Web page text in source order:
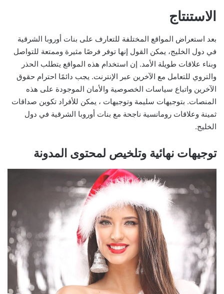
الاستنتاج
بعد استعراض المواقع المختلفة للتعارف على بنات أوروبا الشرقية
في دول الخليج، يمكن القول إنها توفر فرصًا مثيرة وممتعة للتواصل
وبناء علاقات طويلة الأمد. إن استخدام هذه المواقع يتطلب الحذر
والتروي للتعامل مع الآخرين عبر الإنترنت. يجب دائمًا احترام حقوق
الآخرين واتباع سياسات الخصوصية والأمان الموجودة على هذه
المنصات. بتوجيهات سليمة وتوجيهات ، يمكن للأفراد تكوين صداقات
ثمينة وعلاقات رومانسية ناجحة مع بنات أوروبا الشرقية في دول
الخليج.
توجيهات نهائية وتلخيص لمحتوى المدونة